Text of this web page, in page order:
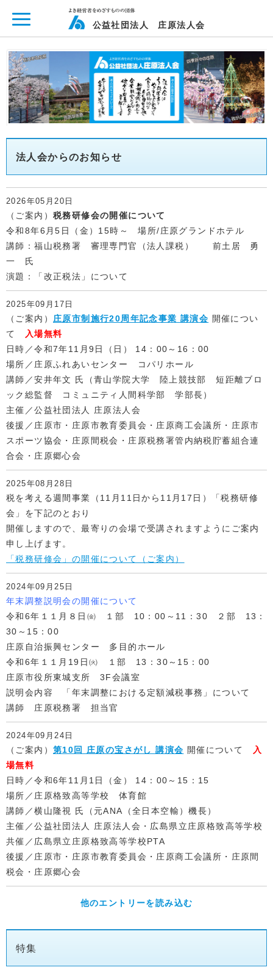
公益社団法人 庄原法人会
法人会からのお知らせ
2026年05月20日
（ご案内） 税務研修会の開催について
令和8年6月5日（金）15時～ 場所/庄原グランドホテル
講師：福山税務署 審理専門官（法人課税） 前土居 勇
一 氏
演題：「改正税法」について
2025年09月17日
（ご案内） 庄原市制施行20周年記念事業 講演会 開催につい
て
入場無料
日時／令和7年11月9日（日） 14：00～16：00
場所／庄原ふれあいセンター コパリホール
講師／安井年文 氏（青山学院大学 陸上競技部 短距離ブロ
ック総監督 コミュニティ人間科学部 学部長）
主催／公益社団法人 庄原法人会
後援／庄原市・庄原市教育委員会・庄原商工会議所・庄原市
スポーツ協会・庄原間税会・庄原税務署管内納税貯蓄組合連
合会・庄原郷心会
2025年08月28日
税を考える週間事業（11月11日から11月17日）「税務研修
会」を下記のとおり
開催しますので、最寄りの会場で受講されますようにご案内
申し上げます。
「税務研修会」の開催について（ご案内）
2024年09月25日
年末調整説明会の開催について
令和6年１１月８日㈮ １部 10：00～11：30 ２部 13：
30～15：00
庄原自治振興センター 多目的ホール
令和6年１１月19日㈫ １部 13：30～15：00
庄原市役所東城支所 3F会議室
説明会内容 「年末調整における定額減税事務」について
講師 庄原税務署 担当官
2024年09月24日
（ご案内） 第10回 庄原の宝さがし 講演会 開催について
入
場無料
日時／令和6年11月1日（金） 14：00～15：15
場所／庄原格致高等学校 体育館
講師／横山隆視 氏（元ANA（全日本空輸）機長）
主催／公益社団法人 庄原法人会・広島県立庄原格致高等学校
共催／広島県立庄原格致高等学校PTA
後援／庄原市・庄原市教育委員会・庄原商工会議所・庄原間
税会・庄原郷心会
他のエントリーを読み込む
特集